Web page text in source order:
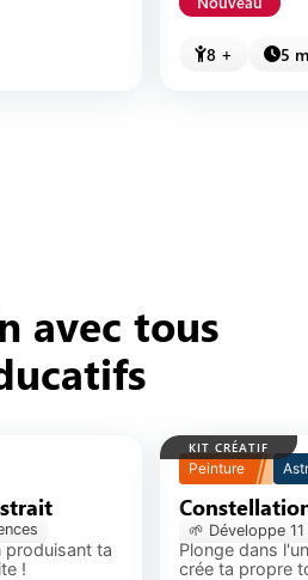
8 + 5
avec tous
s
produisant ta
!
KIT CRÉATIF
Peinture
Constellations au
🌱 Développe 11
Plonge dans
crée ta propre